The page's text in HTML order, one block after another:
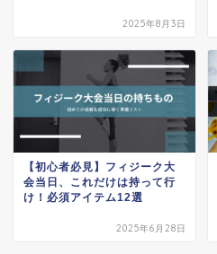
2025年8月3日
【初心者必見】フィジーク大
会当日、これだけは持って行
け！必須アイテム12選
2025年6月28日